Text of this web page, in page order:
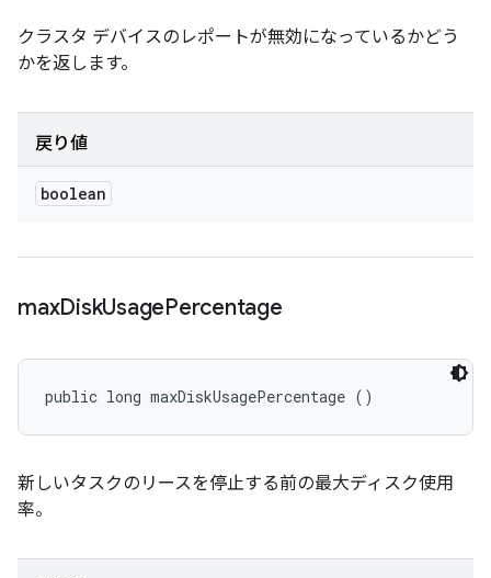
クラスタ デバイスのレポートが無効になっているかどう
かを返します。
戻り値
boolean
maxDiskUsagePercentage
public long maxDiskUsagePercentage ()
新しいタスクのリースを停止する前の最大ディスク使用
率。